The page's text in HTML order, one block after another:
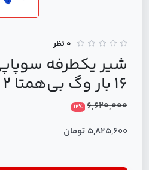
0 نظر
16 بار وگ بی‌همتا 2 1/2 اینچ
6,620,000
12%
5,825,600 تومان